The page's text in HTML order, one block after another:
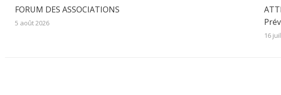
FORUM DES ASSOCIATIONS
5 août 2026
16